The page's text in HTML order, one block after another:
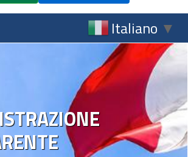
Italiano ▼